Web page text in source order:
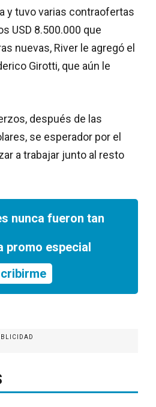
y tuvo varias contraofertas
USD 8.500.000 que
nuevas, River le agregó el
Girotti, que aún le
después de las
se esperador por el
a trabajar junto al resto
nunca fueron tan
promo especial